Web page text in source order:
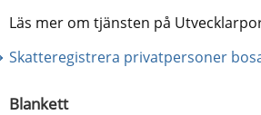
Läs mer om tjänsten på
Skatteregistrera privatpersoner
Blankett